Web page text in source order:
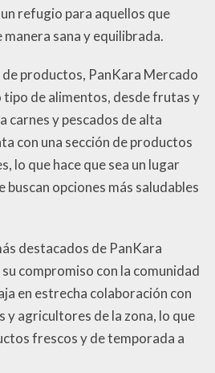
refugio para aquellos que
sana y equilibrada.
productos, PanKara Mercado
de alimentos, desde frutas y
carnes y pescados de alta
con una sección de productos
lo que hace que sea un lugar
buscan opciones más saludables
destacados de PanKara
compromiso con la comunidad
en estrecha colaboración con
y agricultores de la zona, lo que
frescos y de temporada a